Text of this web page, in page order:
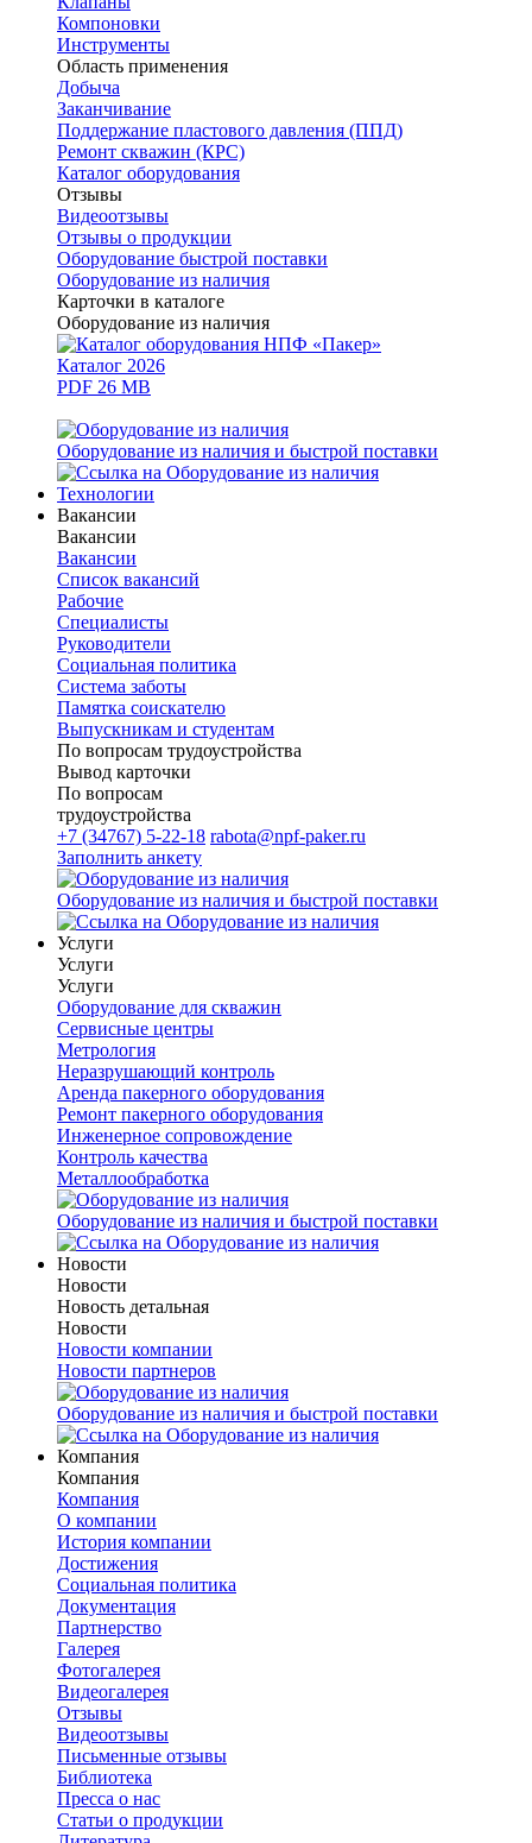
Компоновки
Инструменты
Область применения
Добыча
Заканчивание
Поддержание пластового давления (ППД)
Ремонт скважин (КРС)
Каталог оборудования
Отзывы
Видеоотзывы
Отзывы о продукции
Оборудование быстрой поставки
Оборудование из наличия
Карточки в каталоге
Оборудование из наличия
Каталог 2026
PDF 26 MB
Оборудование из наличия и быстрой поставки
Технологии
Вакансии
Вакансии
Вакансии
Список вакансий
Рабочие
Специалисты
Руководители
Cоциальная политика
Система заботы
Памятка соискателю
Выпускникам и студентам
По вопросам трудоустройства
Вывод карточки
По вопросам
трудоустройства
+7 (34767) 5-22-18 rabota@npf-paker.ru
Заполнить анкету
Оборудование из наличия и быстрой поставки
Услуги
Услуги
Услуги
Оборудование для скважин
Сервисные центры
Метрология
Неразрушающий контроль
Аренда пакерного оборудования
Ремонт пакерного оборудования
Инженерное сопровождение
Контроль качества
Металлообработка
Оборудование из наличия и быстрой поставки
Новости
Новости
Новость детальная
Новости
Новости компании
Новости партнеров
Оборудование из наличия и быстрой поставки
Компания
Компания
Компания
О компании
История компании
Достижения
Социальная политика
Документация
Партнерство
Галерея
Фотогалерея
Видеогалерея
Отзывы
Видеоотзывы
Письменные отзывы
Библиотека
Пресса о нас
Статьи о продукции